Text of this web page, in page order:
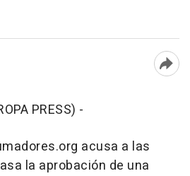
PRESS) -
acusa a las
la aprobación de una